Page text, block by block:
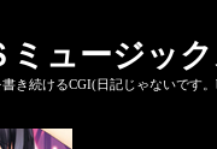
ミュージッ
き続けるCGI(日記じゃないです